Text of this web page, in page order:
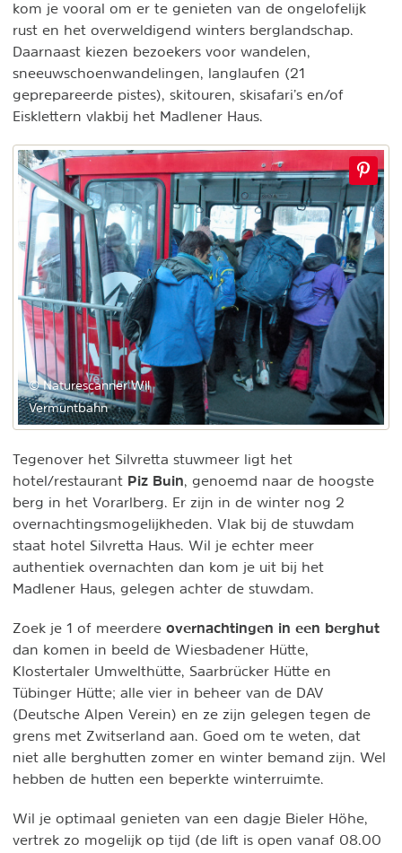
kom je vooral om er te genieten van de ongelofelijk
rust en het overweldigend winters berglandschap.
Daarnaast kiezen bezoekers voor wandelen,
sneeuwschoenwandelingen, langlaufen (21
geprepareerde pistes), skitouren, skisafari’s en/of
Eisklettern vlakbij het Madlener Haus.
© Naturescanner Wil
Vermuntbahn
Tegenover het Silvretta stuwmeer ligt het
hotel/restaurant Piz Buin , genoemd naar de hoogste
berg in het Vorarlberg. Er zijn in de winter nog 2
overnachtingsmogelijkheden. Vlak bij de stuwdam
staat hotel Silvretta Haus. Wil je echter meer
authentiek overnachten dan kom je uit bij het
Madlener Haus, gelegen achter de stuwdam.
Zoek je 1 of meerdere overnachtingen in een berghut
dan komen in beeld de Wiesbadener Hütte,
Klostertaler Umwelthütte, Saarbrücker Hütte en
Tübinger Hütte; alle vier in beheer van de DAV
(Deutsche Alpen Verein) en ze zijn gelegen tegen de
grens met Zwitserland aan. Goed om te weten, dat
niet alle berghutten zomer en winter bemand zijn. Wel
hebben de hutten een beperkte winterruimte.
Wil je optimaal genieten van een dagje Bieler Höhe,
vertrek zo mogelijk op tijd (de lift is open vanaf 08.00